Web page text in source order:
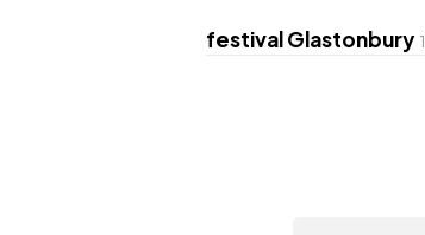
festival Glastonbury 1